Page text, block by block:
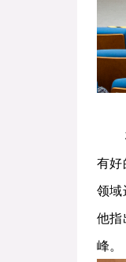
有好
领域
他指
峰。